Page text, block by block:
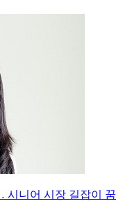
시니어 시장 길잡이 꿈